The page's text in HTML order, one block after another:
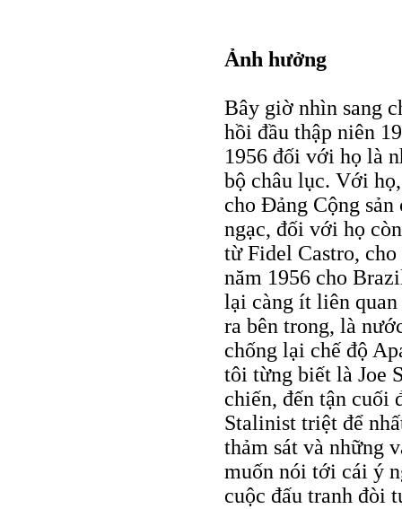
Ảnh hưởng
Bây giờ nhìn sang
hồi đầu thập niên
1956 đối với họ là
bộ châu lục. Với
cho Đảng Cộng
ngạc, đối với họ
từ Fidel Castro,
năm 1956 cho
lại càng ít liên
ra bên trong, là
chống lại chế độ
tôi từng biết là Joe
chiến, đến tận cuối
Stalinist triệt để
thảm sát và những
muốn nói tới cái ý
cuộc đấu tranh đòi